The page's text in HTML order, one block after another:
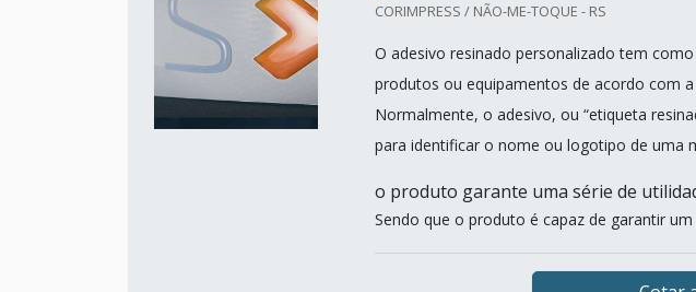
CORIMPRESS / NÃO-ME-TOQUE - RS
O adesivo resinado personalizado tem
produtos ou equipamentos de acordo com a
Normalmente, o adesivo, ou “etiqueta
para identificar o nome ou logotipo de uma
o produto garante uma série de
Sendo que o produto é capaz de garantir um